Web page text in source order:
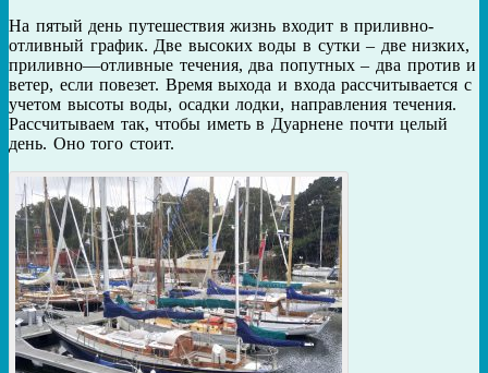
На пятый день путешествия жизнь входит в приливно-
отливный график. Две высоких воды в сутки – две низких,
приливно—отливные течения, два попутных – два против и
ветер, если повезет. Время выхода и входа рассчитывается с
учетом высоты воды, осадки лодки, направления течения.
Рассчитываем так, чтобы иметь в Дуарнене почти целый
день. Оно того стоит.